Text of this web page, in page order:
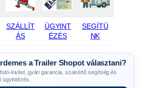
SZÁLLÍT
ÁS
ÜGYINT
ÉZÉS
SEGÍTÜ
NK
a Trailer Shopot választani?
kivitel, gyári garancia, szakértő segítség és
ügyintézés.